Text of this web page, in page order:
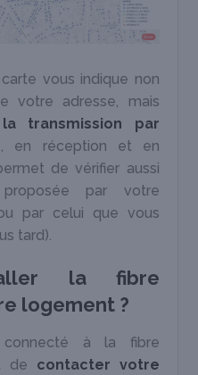
carte vous indique non
votre adresse, mais
transmission par
, en réception et en
de vérifier aussi
proposée par votre
par celui que vous
tard).
la fibre
logement ?
à la fibre
de contacter votre